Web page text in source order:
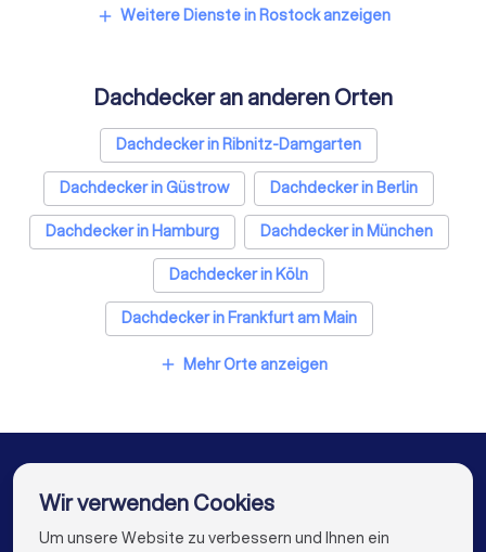
Spezialisten für Dämmung in Rostock
Kammerjäger in Rostock
Sicherheitstechniker in Rostock
Trockenbauer in Rostock
Sanitärinstallateure in Rostock
Fliesenleger in Rostock
Fensterbauer in Rostock
Bodenleger in Rostock
add Weitere Dienste in Rostock anzeigen
Dachdecker an anderen Orten
Dachdecker in Ribnitz-Damgarten
Dachdecker in Güstrow
Dachdecker in Berlin
Dachdecker in Hamburg
Dachdecker in München
Dachdecker in Köln
Dachdecker in Frankfurt am Main
Dachdecker in Stuttgart
Dachdecker in Bremen
Dachdecker in Dresden
Dachdecker in Hannover
add Mehr Orte anzeigen
Die besten Unternehmen für Sie
Wir verwenden Cookies
Um unsere Website zu verbessern und Ihnen ein